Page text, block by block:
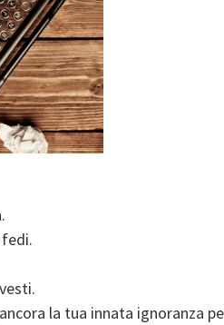
la tua innata ignoranza